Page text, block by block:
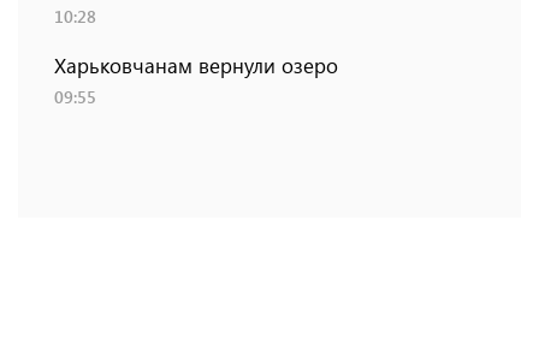
10:28
Харьковчанам вернули озеро
09:55